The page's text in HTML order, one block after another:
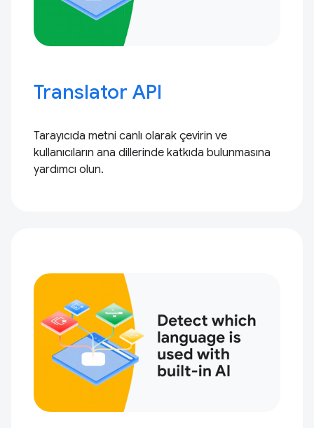
Translator API
Tarayıcıda metni canlı olarak çevirin ve
kullanıcıların ana dillerinde katkıda bulunmasına
yardımcı olun.